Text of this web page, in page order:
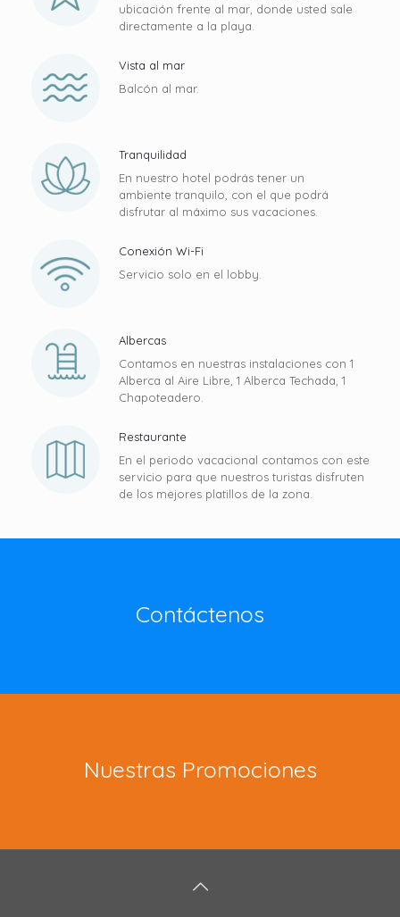
ubicación frente al mar, donde usted sale
directamente a la playa.
Vista al mar
Balcón al mar.
Tranquilidad
En nuestro hotel podrás tener un
ambiente tranquilo, con el que podrá
disfrutar al máximo sus vacaciones.
Conexión Wi-Fi
Servicio solo en el lobby.
Albercas
Contamos en nuestras instalaciones con 1
Alberca al Aire Libre, 1 Alberca Techada, 1
Chapoteadero.
Restaurante
En el periodo vacacional contamos con este
servicio para que nuestros turistas disfruten
de los mejores platillos de la zona.
Contáctenos
Nuestras Promociones